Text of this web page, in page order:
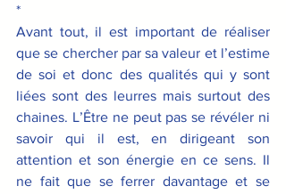
*
Avant tout, il est important de réaliser
que se chercher par sa valeur et l’estime
de soi et donc des qualités qui y sont
liées sont des leurres mais surtout des
chaines. L’Être ne peut pas se révéler ni
savoir qui il est, en dirigeant son
attention et son énergie en ce sens. Il
ne fait que se ferrer davantage et se